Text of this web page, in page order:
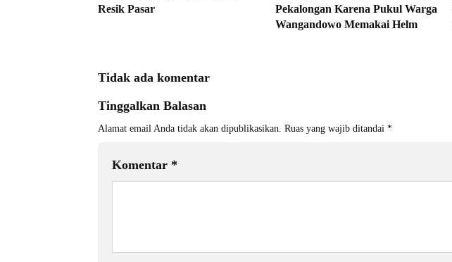
Resik Pasar
Pekalongan Karena Pukul Warga
Wangandowo Memakai Helm
Tidak ada komentar
Tinggalkan Balasan
Alamat email Anda tidak akan dipublikasikan. Ruas yang wajib ditandai *
Komentar *